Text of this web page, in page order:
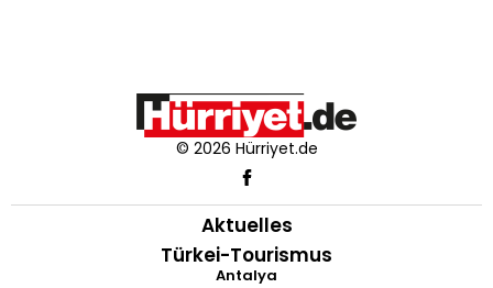
© 2026 Hürriyet.de
Aktuelles
Türkei-Tourismus
Antalya